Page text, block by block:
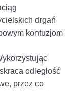
drgań
kontuzjom
odległość
przez co